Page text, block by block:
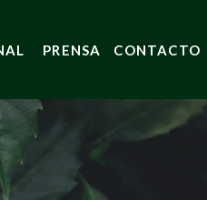
PRENSA CONTACTO